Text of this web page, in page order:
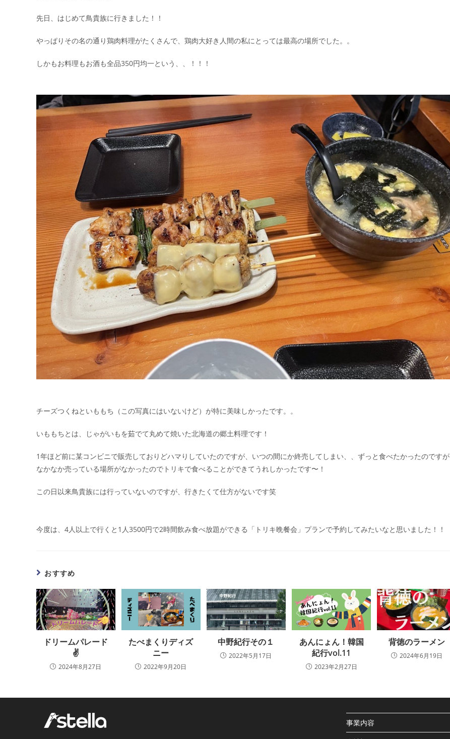
先日、はじめて鳥貴族に行きました！！
やっぱりその名の通り鶏肉料理がたくさんで、鶏肉大好き人間の私にとっては最高の場所でした。。
しかもお料理もお酒も全品350円均一という、、！！！
チーズつくねといももち（この写真にはいないけど）が特に美味しかったです。。
いももちとは、じゃがいもを茹でて丸めて焼いた北海道の郷土料理です！
1年ほど前に某コンビニで販売しておりどハマりしていたのですが、いつの間にか終売してしまい、、ずっと食べたかったのですが
なかなか売っている場所がなかったのでトリキで食べることができてうれしかったです〜！
この日以来鳥貴族には行っていないのですが、行きたくて仕方がないです笑
今度は、4人以上で行くと1人3500円で2時間飲み食べ放題ができる「トリキ晩餐会」プランで予約してみたいなと思いました！！
おすすめ
ドリームパレード
✌
2024年8月27日
たべまくりディズ
ニー
2022年9月20日
中野紀行その１
2022年5月17日
あんにょん！韓国
紀行vol.11
2023年2月27日
背徳のラーメン
2024年6月19日
事業内容